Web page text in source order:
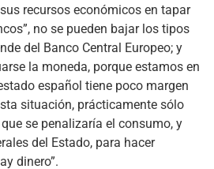
recursos económicos en tapar
no se pueden bajar los tipos
del Banco Central Europeo; y
la moneda, porque estamos en
español tiene poco margen
situación, prácticamente sólo
se penalizaría el consumo, y
del Estado, para hacer
dinero”.